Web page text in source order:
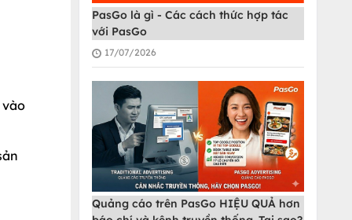
vào
PasGo là gì - Các cách thức hợp tác
với PasGo
17/07/2026
Quảng cáo trên PasGo HIỆU QUẢ hơn